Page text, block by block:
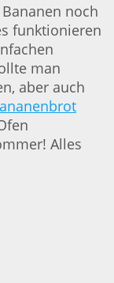
noch
funktionieren
man
aber auch
Alles